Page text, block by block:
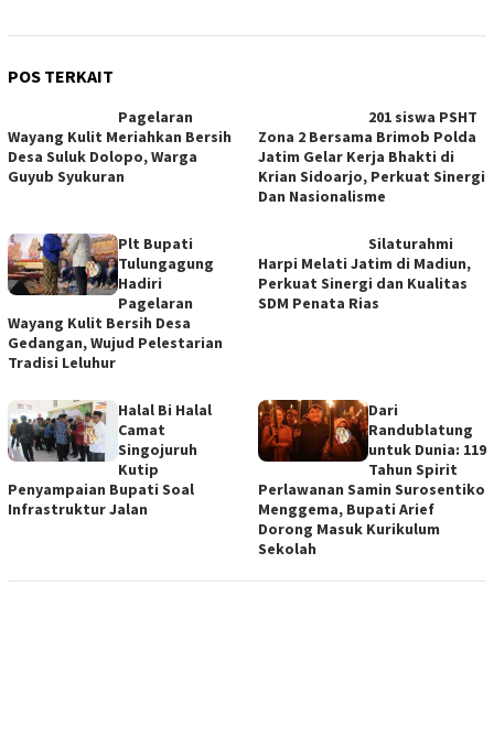
POS TERKAIT
Pagelaran
Wayang Kulit Meriahkan Bersih
Desa Suluk Dolopo, Warga
Guyub Syukuran
201 siswa PSHT
Zona 2 Bersama Brimob Polda
Jatim Gelar Kerja Bhakti di
Krian Sidoarjo, Perkuat Sinergi
Dan Nasionalisme
Plt Bupati
Tulungagung
Hadiri
Pagelaran
Wayang Kulit Bersih Desa
Gedangan, Wujud Pelestarian
Tradisi Leluhur
Silaturahmi
Harpi Melati Jatim di Madiun,
Perkuat Sinergi dan Kualitas
SDM Penata Rias
Halal Bi Halal
Camat
Singojuruh
Kutip
Penyampaian Bupati Soal
Infrastruktur Jalan
Dari
Randublatung
untuk Dunia: 119
Tahun Spirit
Perlawanan Samin Surosentiko
Menggema, Bupati Arief
Dorong Masuk Kurikulum
Sekolah